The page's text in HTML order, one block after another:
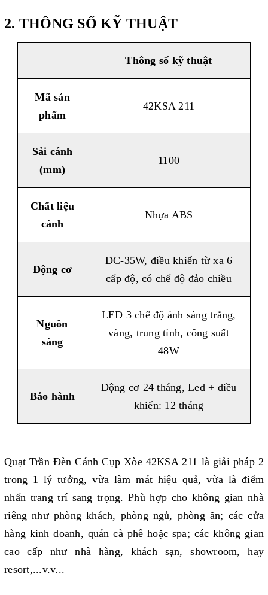
2. THÔNG SỐ KỸ THUẬT
Thông số kỹ thuật
Mã sản
phẩm
42KSA 211
Sải cánh
(mm)
1100
Chất liệu
cánh
Nhựa ABS
Động cơ
DC-35W, điều khiển từ xa 6
cấp độ, có chế độ đảo chiều
Nguồn
sáng
LED 3 chế độ ánh sáng trắng,
vàng, trung tính, công suất
48W
Bảo hành
Động cơ 24 tháng, Led + điều
khiển: 12 tháng
Quạt Trần Đèn Cánh Cụp Xòe 42KSA 211 là giải pháp 2
trong 1 lý tưởng, vừa làm mát hiệu quả, vừa là điểm
nhấn trang trí sang trọng. Phù hợp cho không gian nhà
riêng như phòng khách, phòng ngủ, phòng ăn; các cửa
hàng kinh doanh, quán cà phê hoặc spa; các không gian
cao cấp như nhà hàng, khách sạn, showroom, hay
resort,...v.v...